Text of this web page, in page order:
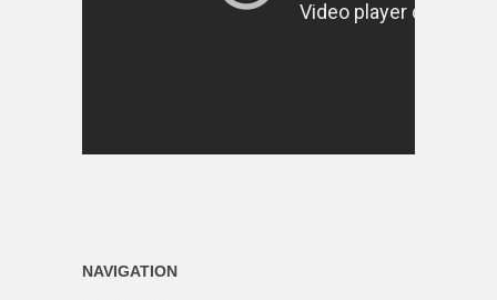
NAVIGATION